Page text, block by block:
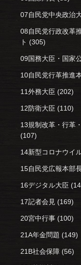
07自民党中央政治
08自民党行政改革
ト (305)
09国務大臣・国家
10自民党行革推進
11外務大臣 (202)
12防衛大臣 (110)
13規制改革・行革
(107)
14新型コロナウイ
15自民党広報本部
16デジタル大臣
17記者会見 (169)
20宮中行事 (100)
21A年金問題 (149)
21B社会保障 (56)